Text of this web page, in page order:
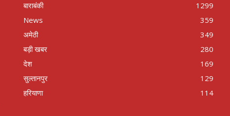
बाराबंकी
1299
News
359
अमेठी
349
बड़ी खबर
280
देश
169
सुल्तानपुर
129
हरियाणा
114